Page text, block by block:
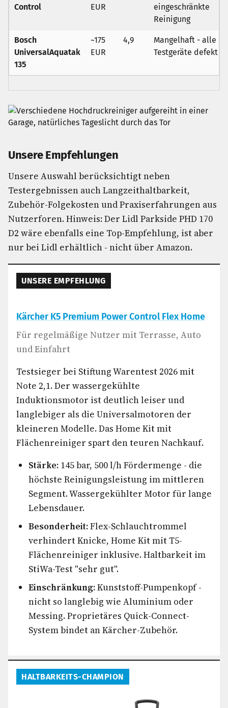
Control
EUR
eingeschränkte
Reinigung
Bosch
UniversalAquatak
135
~175
EUR
4,9
Mangelhaft - alle
Testgeräte defekt
Unsere Empfehlungen
Unsere Auswahl berücksichtigt neben
Testergebnissen auch Langzeithaltbarkeit,
Zubehör-Folgekosten und Praxiserfahrungen aus
Nutzerforen. Hinweis: Der Lidl Parkside PHD 170
D2 wäre ebenfalls eine Top-Empfehlung, ist aber
nur bei Lidl erhältlich - nicht über Amazon.
UNSERE EMPFEHLUNG
Kärcher K5 Premium Power Control Flex Home
Für regelmäßige Nutzer mit Terrasse, Auto
und Einfahrt
Testsieger bei Stiftung Warentest 2026 mit
Note 2,1. Der wassergekühlte
Induktionsmotor ist deutlich leiser und
langlebiger als die Universalmotoren der
kleineren Modelle. Das Home Kit mit
Flächenreiniger spart den teuren Nachkauf.
Stärke: 145 bar, 500 l/h Fördermenge - die
höchste Reinigungsleistung im mittleren
Segment. Wassergekühlter Motor für lange
Lebensdauer.
Besonderheit:Flex-Schlauchtrommel
verhindert Knicke, Home Kit mit T5-
Flächenreiniger inklusive. Haltbarkeit im
StiWa-Test "sehr gut".
Einschränkung:Kunststoff-Pumpenkopf -
nicht so langlebig wie Aluminium oder
Messing. Proprietäres Quick-Connect-
System bindet an Kärcher-Zubehör.
HALTBARKEITS-CHAMPION